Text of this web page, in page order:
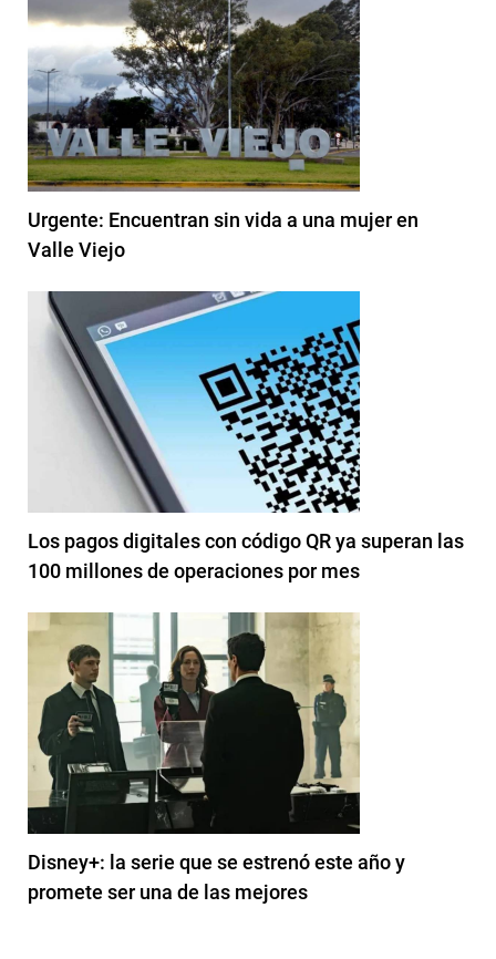
Urgente: Encuentran sin vida a una mujer en
Valle Viejo
Los pagos digitales con código QR ya superan las
100 millones de operaciones por mes
Disney+: la serie que se estrenó este año y
promete ser una de las mejores